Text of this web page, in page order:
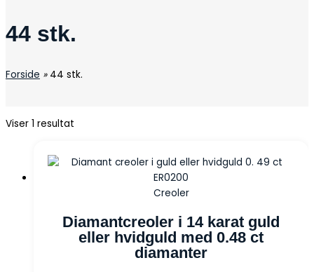
44 stk.
Forside » 44 stk.
Viser 1 resultat
Creoler
Diamantcreoler i 14 karat guld
eller hvidguld med 0.48 ct
diamanter